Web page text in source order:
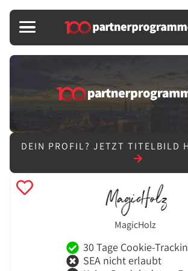
DEIN PROFIL? JETZT TITELBILD
MagicHolz
30 Tage Cookie-
SEA nicht erlaubt